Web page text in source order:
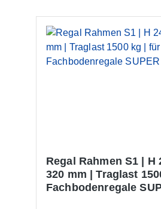
Regal Rahmen S1 | H
320 mm | Traglast
Fachbodenregale